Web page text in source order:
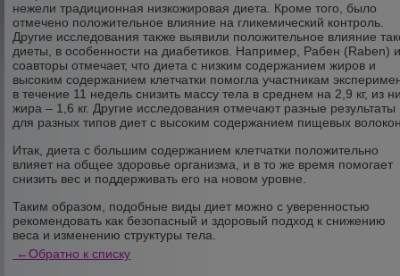
нежели традиционная низкожировая диета. Кроме того, было
отмечено положительное влияние на гликемический контроль.
Другие исследования также выявили положительное влияние
диеты, в особенности на диабетиков. Например, Рабен (Raben)
соавторы отмечает, что диета с низким содержанием жиров и
высоким содержанием клетчатки помогла участникам
в течение 11 недель снизить массу тела в среднем на 2,9 кг, из
жира – 1,6 кг. Другие исследования отмечают разные результаты
для разных типов диет с высоким содержанием пищевых
Итак, диета с большим содержанием клетчатки положительно
влияет на общее здоровье организма, и в то же время помогает
снизить вес и поддерживать его на новом уровне.
Таким образом, подобные виды диет можно с уверенностью
рекомендовать как безопасный и здоровый подход к снижению
веса и изменению структуры тела.
←Обратно к списку